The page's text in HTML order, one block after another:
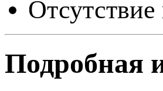
Подробная